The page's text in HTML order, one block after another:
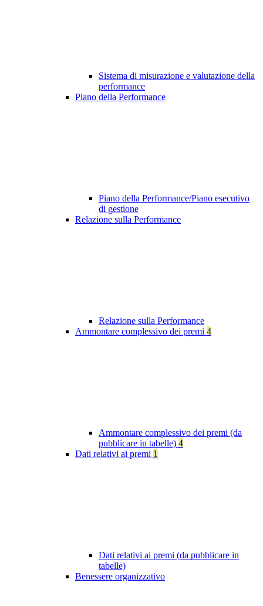
Sistema di misurazione e valutazione della
performance
Piano della Performance
Piano della Performance/Piano esecutivo
di gestione
Relazione sulla Performance
Relazione sulla Performance
Ammontare complessivo dei premi 4
Ammontare complessivo dei premi (da
pubblicare in tabelle) 4
Dati relativi ai premi 1
Dati relativi ai premi (da pubblicare in
tabelle)
Benessere organizzativo